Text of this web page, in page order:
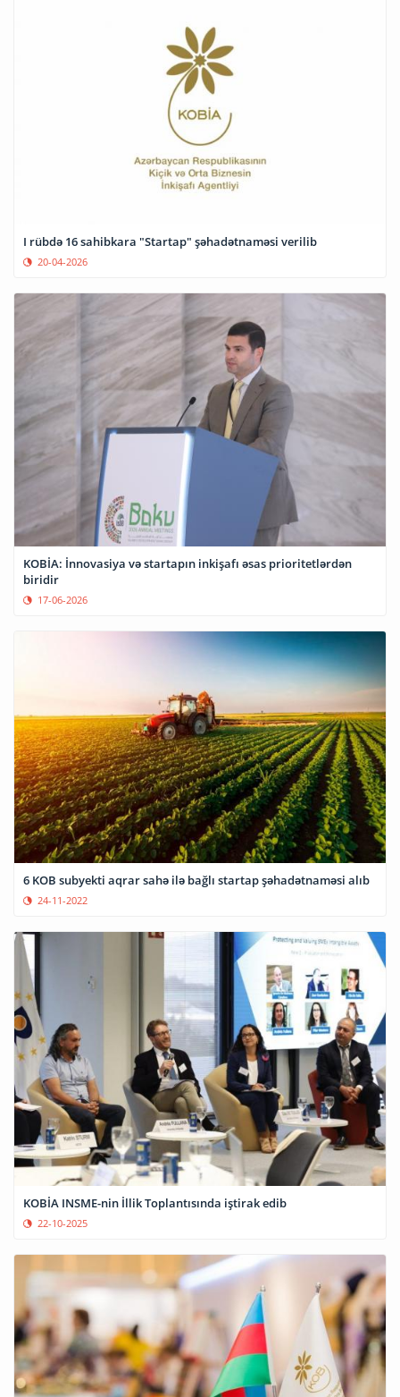
I rübdə 16 sahibkara "Startap" şəhadətnaməsi verilib
20-04-2026
KOBİA: İnnovasiya və startapın inkişafı əsas prioritetlərdən
biridir
17-06-2026
6 KOB subyekti aqrar sahə ilə bağlı startap şəhadətnaməsi alıb
24-11-2022
KOBİA INSME-nin İllik Toplantısında iştirak edib
22-10-2025